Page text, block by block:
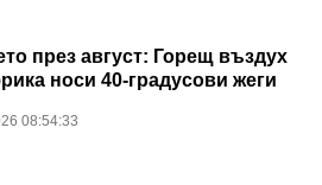
през август: Горещ въздух
носи 40-градусови жеги
08:54:33